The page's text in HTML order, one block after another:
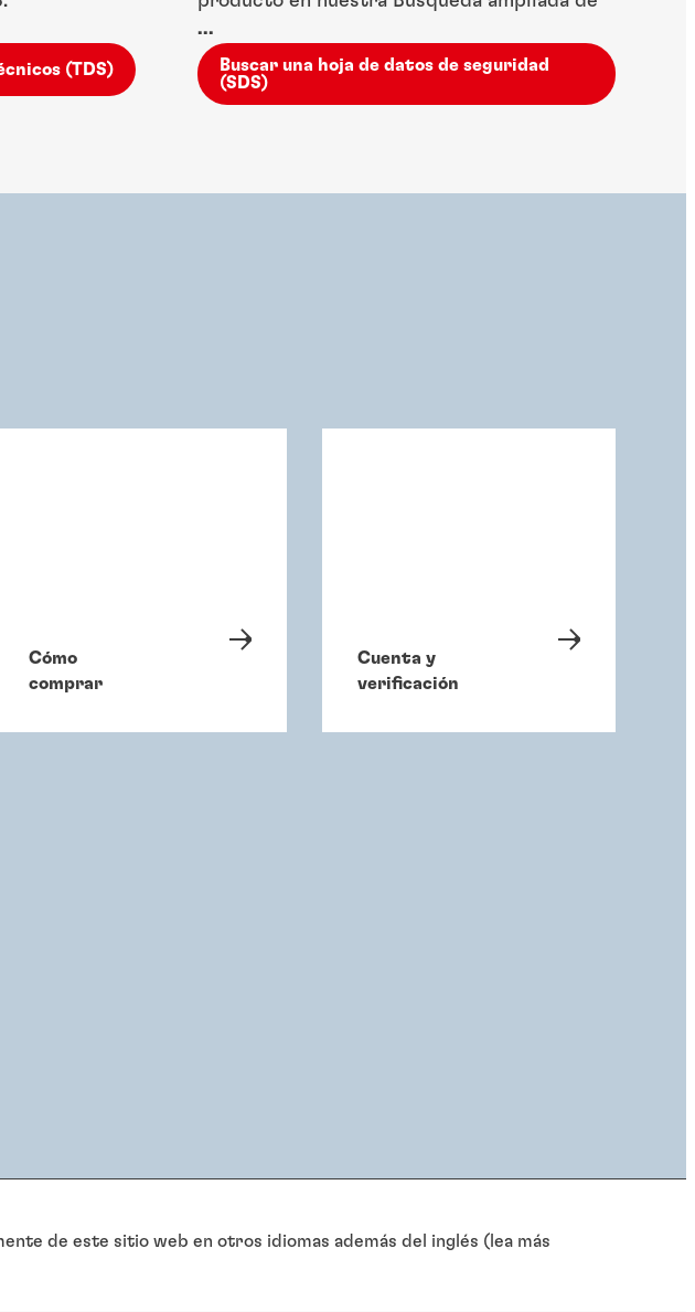
(TDS)
hojas de datos de seguridad (SDS).
...
Buscar una hoja de datos de seguridad
(SDS)
Cómo
comprar
Cuenta y
verificación
de este sitio web en otros idiomas además del inglés (lea más